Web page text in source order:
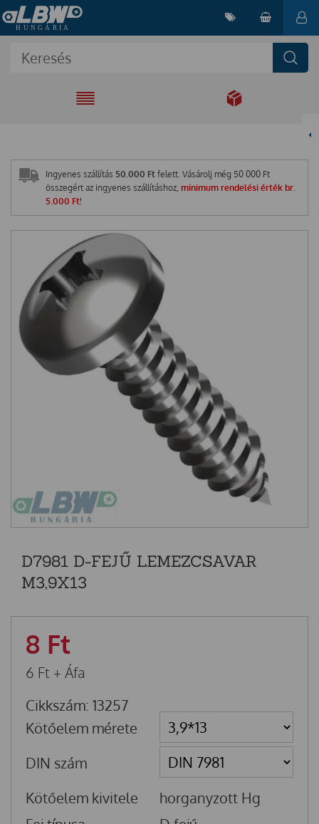
EGYÜTT A
Ingyenes szállítás 50.000 Ft felett. Vásárolj még 50 000 Ft
összegért az ingyenes szállításhoz, minimum rendelési érték br.
5.000 Ft!
D7981 D-FEJŰ LEMEZCSAVAR
M3,9X13
8 Ft
6 Ft + Áfa
Cikkszám: 13257
Kötőelem mérete
DIN szám
Kötőelem kivitele
horganyzott Hg